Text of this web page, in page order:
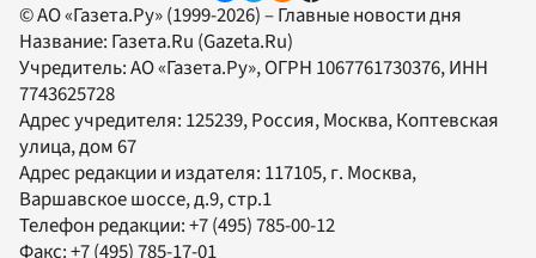
© АО «Газета.Ру» (1999-2026) – Главные новости дня
Название: Газета.Ru (Gazeta.Ru)
Учредитель:АО «Газета.Ру», ОГРН 1067761730376, ИНН
7743625728
Адрес учредителя: 125239, Россия, Москва, Коптевская
улица, дом 67
Адрес редакции и издателя: 117105, г. Москва,
Варшавское шоссе, д.9, стр.1
Телефон редакции:+7 (495) 785-00-12